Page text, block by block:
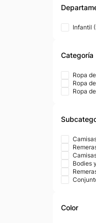
Infantil (
Categoría
Ropa
Ropa
Ropa
Bodies
Color